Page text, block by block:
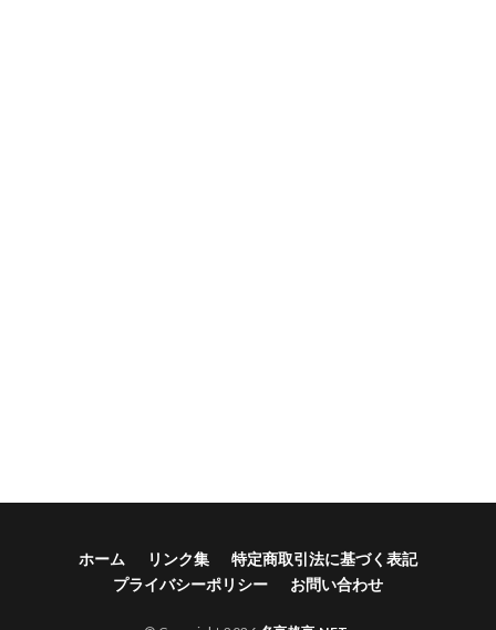
ホーム リンク集
特定商取引法に基づく表記
プライバシーポリシー
お問い合わせ